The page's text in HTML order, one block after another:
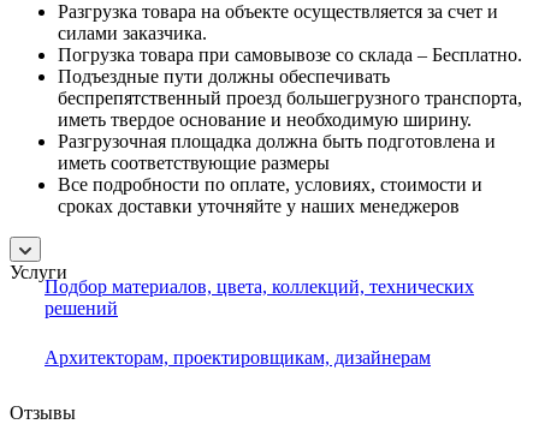
Разгрузка товара на объекте осуществляется за счет и
силами заказчика.
Погрузка товара при самовывозе со склада – Бесплатно.
Подъездные пути должны обеспечивать
беспрепятственный проезд большегрузного транспорта,
иметь твердое основание и необходимую ширину.
Разгрузочная площадка должна быть подготовлена и
иметь соответствующие размеры
Все подробности по оплате, условиях, стоимости и
сроках доставки уточняйте у наших менеджеров
Услуги
Подбор материалов, цвета, коллекций, технических
решений
Архитекторам, проектировщикам, дизайнерам
Отзывы